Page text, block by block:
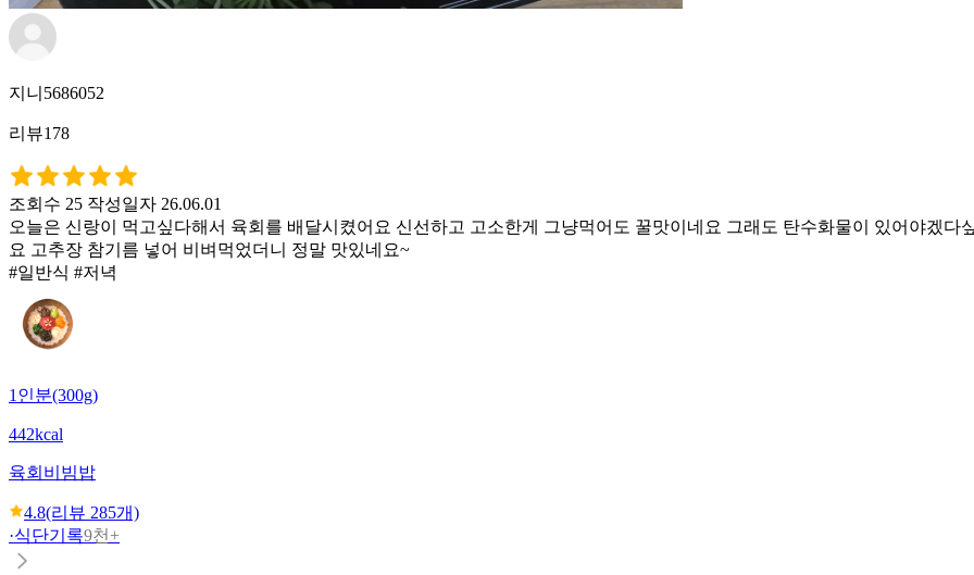
지니5686052
리뷰178
조회수 25 작성일자 26.06.01
오늘은 신랑이 먹고싶다해서 육회를 배달시켰어요 신선하고 고소한게 그냥먹어도 꿀맛이네요 그래도 탄수화물이 있어야겠
요 고추장 참기름 넣어 비벼먹었더니 정말 맛있네요~
#일반식 #저녁
1인분(300g)
442kcal
육회비빔밥
4.8(리뷰 285개)
·식단기록9천+